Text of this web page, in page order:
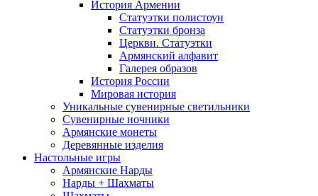
История Армении
Статуэтки полистоун
Статуэтки бронза
Церкви. Статуэтки
Армянский алфавит
Галерея образов
История России
Мировая история
Уникальные сувенирные светильники
Сувенирные ночники
Армянские монеты
Деревянные изделия
Настольные игры
Армянские Нарды
Нарды + Шахматы